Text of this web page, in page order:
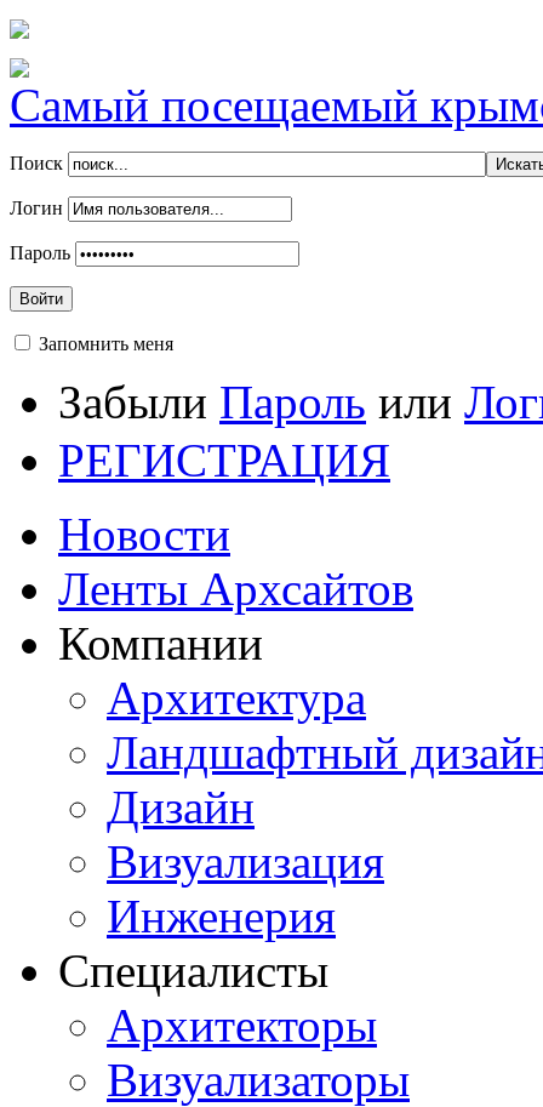
Самый посещаемый
Поиск
Логин
Пароль
Войти
Запомнить меня
Забыли Пароль или
РЕГИСТРАЦИЯ
Новости
Ленты Архсайтов
Компании
Архитектура
Ландшафтный
Дизайн
Визуализация
Инженерия
Специалисты
Архитекторы
Визуализаторы